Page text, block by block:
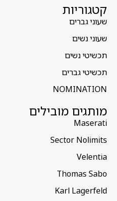
קטגוריות
שעוני גברים
שעוני נשים
תכשיטי נשים
תכשיטי גברים
NOMINATION
מותגים מובילים
Maserati
Sector Nolimits
Velentia
Thomas Sabo
Karl Lagerfeld